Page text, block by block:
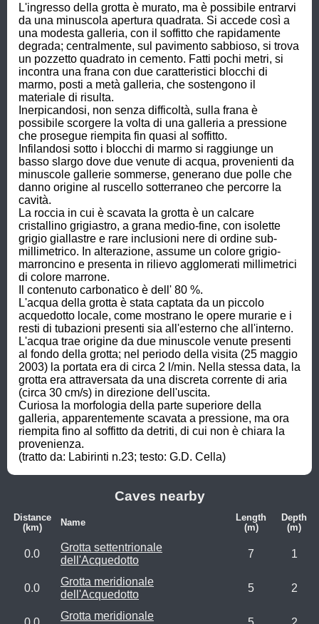
L'ingresso della grotta è murato, ma è possibile entrarvi
da una minuscola apertura quadrata. Si accede così a
una modesta galleria, con il soffitto che rapidamente
degrada; centralmente, sul pavimento sabbioso, si trova
un pozzetto quadrato in cemento. Fatti pochi metri, si
incontra una frana con due caratteristici blocchi di
marmo, posti a metà galleria, che sostengono il
materiale di risulta.
Inerpicandosi, non senza difficoltà, sulla frana è
possibile scorgere la volta di una galleria a pressione
che prosegue riempita fin quasi al soffitto.
Infilandosi sotto i blocchi di marmo si raggiunge un
basso slargo dove due venute di acqua, provenienti da
minuscole gallerie sommerse, generano due polle che
danno origine al ruscello sotterraneo che percorre la
cavità.
La roccia in cui è scavata la grotta è un calcare
cristallino grigiastro, a grana medio-fine, con isolette
grigio giallastre e rare inclusioni nere di ordine sub-
millimetrico. In alterazione, assume un colore grigio-
marroncino e presenta in rilievo agglomerati millimetrici
di colore marrone.
Il contenuto carbonatico è dell' 80 %.
L'acqua della grotta è stata captata da un piccolo
acquedotto locale, come mostrano le opere murarie e i
resti di tubazioni presenti sia all'esterno che all'interno.
L'acqua trae origine da due minuscole venute presenti
al fondo della grotta; nel periodo della visita (25 maggio
2003) la portata era di circa 2 l/min. Nella stessa data, la
grotta era attraversata da una discreta corrente di aria
(circa 30 cm/s) in direzione dell'uscita.
Curiosa la morfologia della parte superiore della
galleria, apparentemente scavata a pressione, ma ora
riempita fino al soffitto da detriti, di cui non è chiara la
provenienza.
(tratto da: Labirinti n.23; testo: G.D. Cella)
Caves nearby
Distance
(km)
Name
Length
(m)
Depth
(m)
0.0
Grotta settentrionale
dell'Acquedotto
7 1
0.0
Grotta meridionale
dell'Acquedotto
5 2
Grotta meridionale